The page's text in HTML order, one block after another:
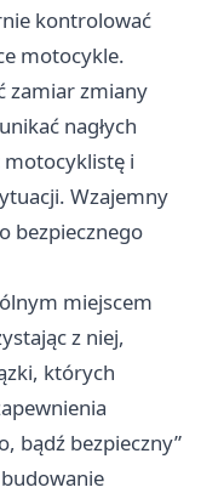
kontrolować
motocykle.
zamiar zmiany
nagłych
i
Wzajemny
bezpiecznego
miejscem
z niej,
których
bądź bezpieczny”